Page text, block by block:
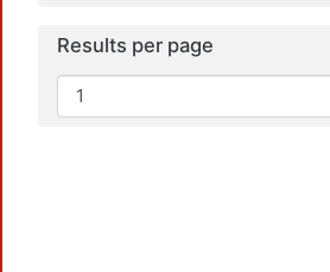
Results per page